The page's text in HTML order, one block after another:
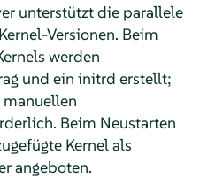
unterstützt die parallele
Versionen. Beim
werden
und ein initrd erstellt;
manuellen
Beim Neustarten
Kernel als
angeboten.